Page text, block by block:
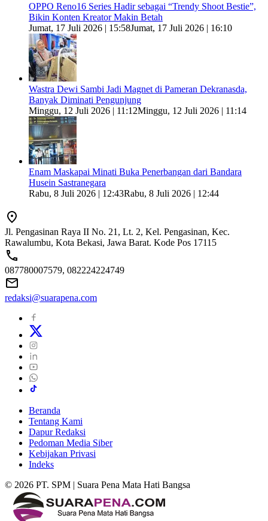
OPPO Reno16 Series Hadir sebagai “Trendy Shoot Bestie”,
Bikin Konten Kreator Makin Betah
Jumat, 17 Juli 2026 | 15:58Jumat, 17 Juli 2026 | 16:10
Wastra Dewi Sambi Jadi Magnet di Pameran Dekranasda,
Banyak Diminati Pengunjung
Minggu, 12 Juli 2026 | 11:12Minggu, 12 Juli 2026 | 11:14
Enam Maskapai Minati Buka Penerbangan dari Bandara
Husein Sastranegara
Rabu, 8 Juli 2026 | 12:43Rabu, 8 Juli 2026 | 12:44
Jl. Pengasinan Raya II No. 21, Lt. 2, Kel. Pengasinan, Kec.
Rawalumbu, Kota Bekasi, Jawa Barat. Kode Pos 17115
087780007579, 082224224749
redaksi@suarapena.com
Beranda
Tentang Kami
Dapur Redaksi
Pedoman Media Siber
Kebijakan Privasi
Indeks
© 2026 PT. SPM | Suara Pena Mata Hati Bangsa